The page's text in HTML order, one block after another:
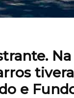
e